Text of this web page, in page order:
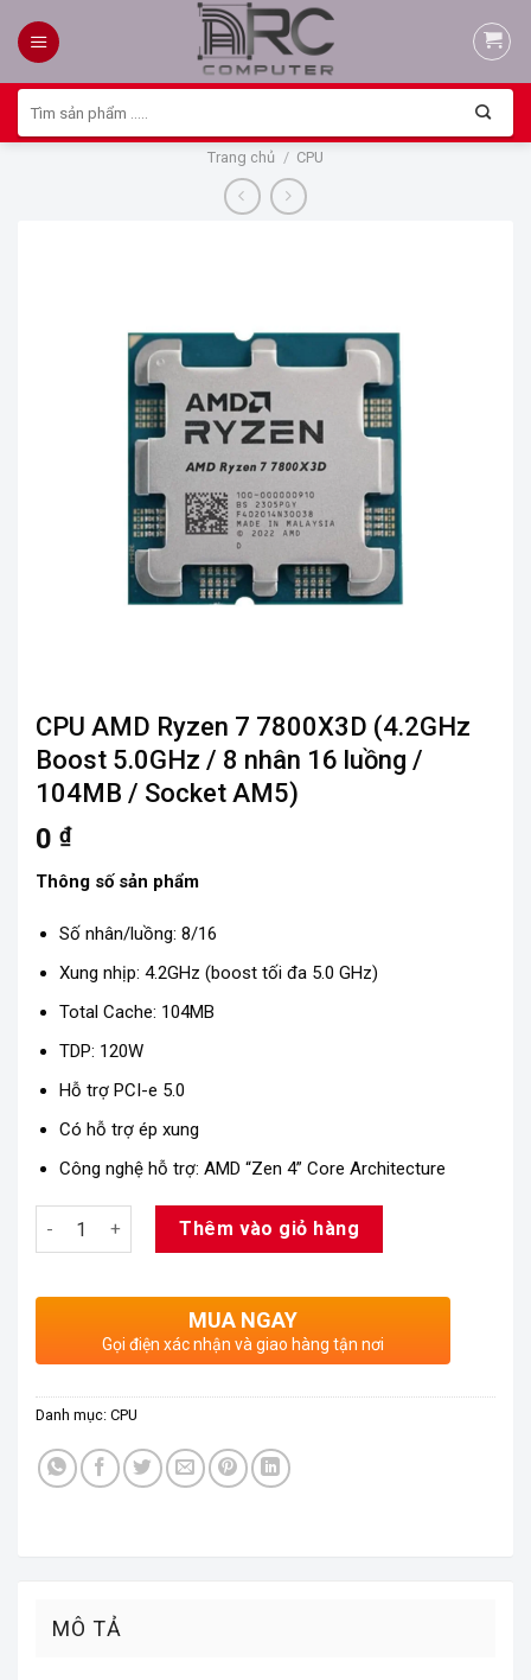
kiếm:
Trang chủ / CPU
CPU AMD Ryzen 7 7800X3D (4.2GHz
Boost 5.0GHz / 8 nhân 16 luồng /
104MB / Socket AM5)
0 ₫
Thông số sản phẩm
Số nhân/luồng: 8/16
Xung nhịp: 4.2GHz (boost tối đa 5.0 GHz)
Total Cache: 104MB
TDP: 120W
Hỗ trợ PCI-e 5.0
Có hỗ trợ ép xung
Công nghệ hỗ trợ: AMD “Zen 4” Core Architecture
Số lượng Thêm vào giỏ hàng
MUA NGAY
Gọi điện xác nhận và giao hàng tận nơi
Danh mục: CPU
MÔ TẢ